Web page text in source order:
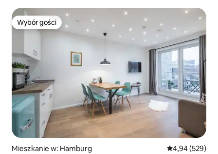
Wybór gości
Wybór gości
Mieszkanie w: Hamburg Średnia
4,94 (529)